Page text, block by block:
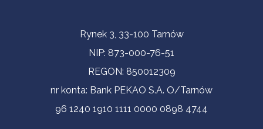
Informacje kontaktoweRynek 3, 33-100 Tarnów
NIP: 873-000-76-51
REGON: 850012309
nr konta: Bank PEKAO S.A. O/Tarnów
96 1240 1910 1111 0000 0898 4744